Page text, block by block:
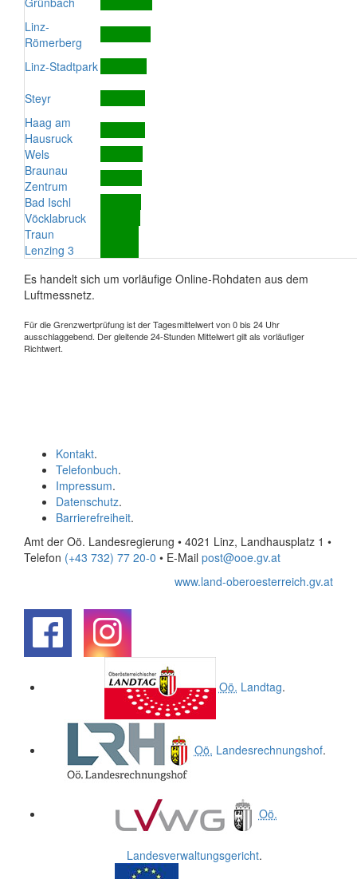
Linz-
Römerberg
Linz-Stadtpark
Steyr
Haag am
Hausruck
Wels
Braunau
Zentrum
Bad Ischl
Vöcklabruck
Traun
Lenzing 3
Es handelt sich um vorläufige Online-Rohdaten aus dem
Luftmessnetz.
Für die Grenzwertprüfung ist der Tagesmittelwert von 0 bis 24 Uhr
ausschlaggebend. Der gleitende 24-Stunden Mittelwert gilt als vorläufiger
Richtwert.
Kontakt.
Telefonbuch.
Impressum.
Datenschutz.
Barrierefreiheit.
Amt der Oö. Landesregierung • 4021 Linz, Landhausplatz 1 •
Telefon (+43 732) 77 20-0 • E-Mail post@ooe.gv.at
www.land-oberoesterreich.gv.at
Oö. Landtag.
Oö. Landesrechnungshof.
Oö.
Landesverwaltungsgericht.